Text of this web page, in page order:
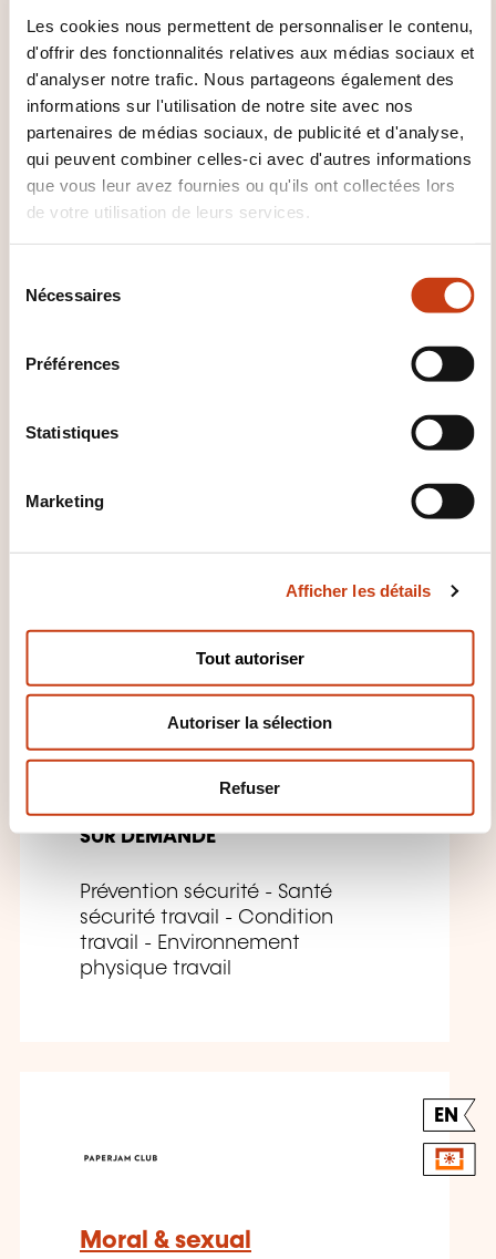
Les cookies nous permettent de personnaliser le contenu,
d'offrir des fonctionnalités relatives aux médias sociaux et
d'analyser notre trafic. Nous partageons également des
informations sur l'utilisation de notre site avec nos
partenaires de médias sociaux, de publicité et d'analyse,
qui peuvent combiner celles-ci avec d'autres informations
que vous leur avez fournies ou qu'ils ont collectées lors
de votre utilisation de leurs services.
n
Nécessaires
Préférences
Statistiques
Marketing
Afficher les détails
Tout autoriser
Autoriser la sélection
Refuser
CES FORMATIONS POURRAIENT
VOUS INTÉRESSER
EN
Fighting absenteeism
sécurité travail -
Votre Espace de travail:
les clés du succès
SUR DEMANDE
Prévention sécurité - Santé
sécurité travail - Condition
travail - Environnement
physique travail
EN
Moral & sexual